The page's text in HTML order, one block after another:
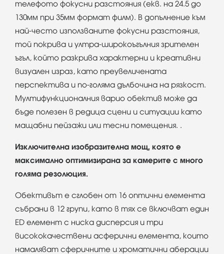
телефото фокусни разстояния (екв. на 24.5 до
130мм при 35мм формат филм). В допълнение към
най-често използваните фокусни разстояния,
той покрива и ултра-широкоъгълния зрителен
ъгъл, който разкрива характерни и креативни
визуален израз, като преувеличената
перспектива и по-голяма дълбочина на рязкост.
Мултифункционалния варио обектив може да
бъде полезен в редица сцени и ситуации като
мащабни пейзажи или тесни помещения. .
Изключителна изобразителна мощ, която е
максимално оптимизирана за камерите с много
голяма резолюция.
Обективът е сглобен от 16 оптични елемента
събрани в 12 групи, като в тях се включват един
ED елемент с ниска дисперсия и три
висококачествени асферични елемента, които
намаляват сферичните и хроматични аберации